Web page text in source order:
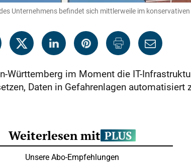
Unternehmens befindet sich mittlerweile im
Württemberg im Moment die IT-
Daten in Gefahrenlagen automatisiert